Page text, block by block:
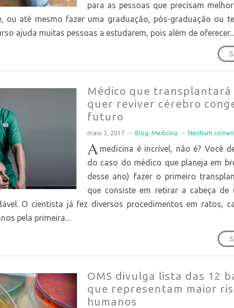
para as pessoas que precisam
ou até mesmo fazer uma graduação, pós-graduação ou
ajuda muitas pessoas a estudarem, pois além de oferecer...
Médico que transplantará
quer reviver cérebro
futuro
maio 3, 2017 - Blog, Medicina - Nenhum
A medicina é incrível, não é? Você
do caso do médico que planeja em
desse ano) fazer o primeiro
que consiste em retirar a cabeça de
O cientista já fez diversos procedimentos em ratos,
pela primeira...
OMS divulga lista das 12
que representam maior
humanos